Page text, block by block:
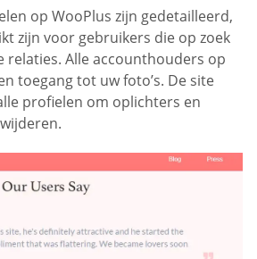
op WooPlus zijn gedetailleerd,
zijn voor gebruikers die op zoek
relaties. Alle accounthouders op
toegang tot uw foto’s. De site
profielen om oplichters en